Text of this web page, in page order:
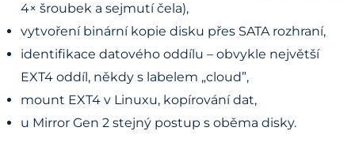
4× šroubek a sejmutí čela),
vytvoření binární kopie disku přes SATA rozhraní,
identifikace datového oddílu – obvykle největší
EXT4 oddíl, někdy s labelem „cloud”,
mount EXT4 v Linuxu, kopírování dat,
u Mirror Gen 2 stejný postup s oběma disky.